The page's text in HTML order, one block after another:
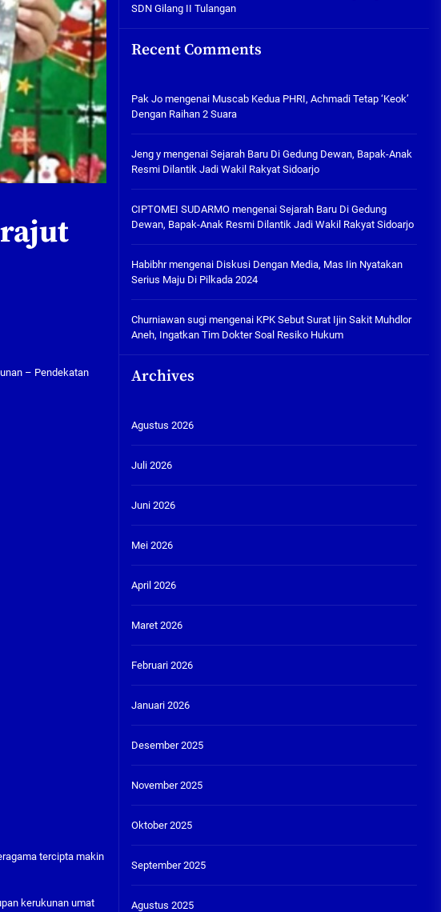
Plafon Ruang Kelas Ambruk,
Ketua Komisi D Langsung Sidak
05/08/2026
– Pendekatan
tercipta makin
kerukunan umat
SDN Gilang II Tulangan
Recent Comments
Pak Jomengenai Muscab Kedua PHRI, Achmadi Tetap ‘Keok’
Dengan Raihan 2 Suara
Jeng ymengenai Sejarah Baru Di Gedung Dewan, Bapak-Anak
Resmi Dilantik Jadi Wakil Rakyat Sidoarjo
CIPTOMEI SUDARMOmengenai Sejarah Baru Di Gedung
Dewan, Bapak-Anak Resmi Dilantik Jadi Wakil Rakyat Sidoarjo
Habibhrmengenai Diskusi Dengan Media, Mas Iin Nyatakan
Serius Maju Di Pilkada 2024
Churniawan sugimengenai KPK Sebut Surat Ijin Sakit Muhdlor
Aneh, Ingatkan Tim Dokter Soal Resiko Hukum
Archives
Agustus 2026
Juli 2026
Juni 2026
Mei 2026
April 2026
Maret 2026
Februari 2026
Januari 2026
Desember 2025
November 2025
Oktober 2025
September 2025
Agustus 2025